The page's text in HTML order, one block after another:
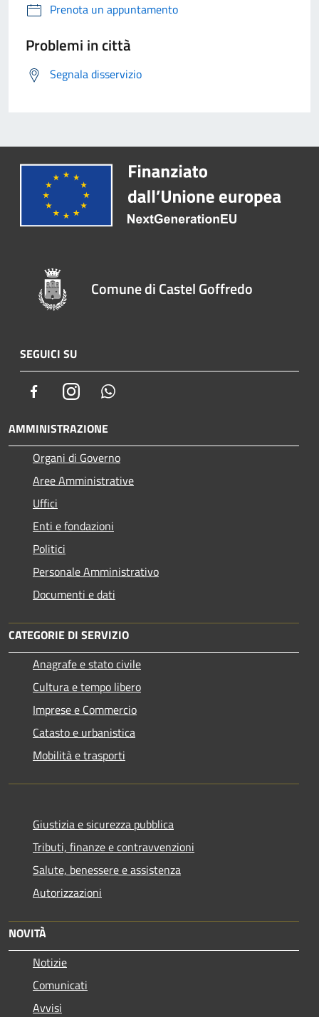
Prenota un appuntamento
Problemi in città
Segnala disservizio
Comune di Castel Goffredo
SEGUICI SU
FacebookInstagram
AMMINISTRAZIONE
Organi di Governo
Aree Amministrative
Uffici
Enti e fondazioni
Politici
Personale Amministrativo
Documenti e dati
CATEGORIE DI SERVIZIO
Anagrafe e stato civile
Cultura e tempo libero
Imprese e Commercio
Catasto e urbanistica
Mobilità e trasporti
Giustizia e sicurezza pubblica
Tributi, finanze e contravvenzioni
Salute, benessere e assistenza
Autorizzazioni
NOVITÀ
Notizie
Comunicati
Avvisi